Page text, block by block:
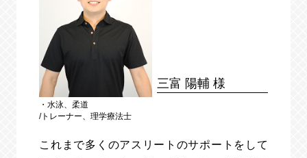
三富 陽輔 様
・水泳、柔道
/トレーナー、理学療法士
これまで多くのアスリートのサポートをして